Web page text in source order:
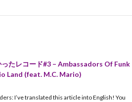
たレコード#3 – Ambassadors Of Funk
Land (feat. M.C. Mario)
I’ve translated this article into English! You